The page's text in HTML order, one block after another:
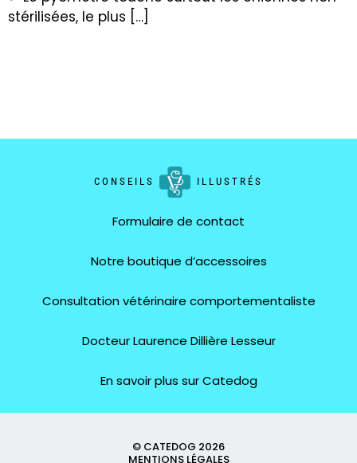
stérilisées, le plus […]
CONSEILS ILLUSTRÉS
Formulaire de contact
Notre boutique d’accessoires
Consultation vétérinaire comportementaliste
Docteur Laurence Dillière Lesseur
En savoir plus sur Catedog
© CATEDOG 2026
MENTIONS LÉGALES